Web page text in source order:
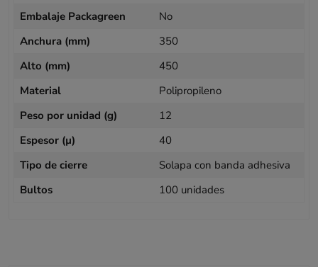
Embalaje Packagreen
No
Anchura (mm)
350
Alto (mm)
450
Material
Polipropileno
Peso por unidad (g)
12
Espesor (µ)
40
Tipo de cierre
Solapa con banda adhesiva
Bultos
100 unidades